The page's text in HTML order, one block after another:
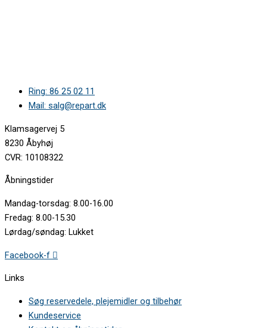
Ring: 86 25 02 11
Mail: salg@repart.dk
Klamsagervej 5
8230 Åbyhøj
CVR: 10108322
Åbningstider
Mandag-torsdag: 8.00-16.00
Fredag: 8.00-15.30
Lørdag/søndag: Lukket
Facebook-f
Links
Søg reservedele, plejemidler og tilbehør
Kundeservice